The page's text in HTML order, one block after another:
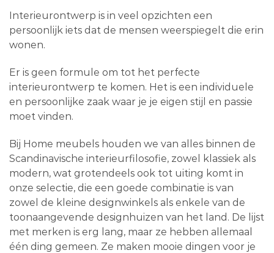
Interieurontwerp is in veel opzichten een
persoonlijk iets dat de mensen weerspiegelt die erin
wonen.
Er is geen formule om tot het perfecte
interieurontwerp te komen. Het is een individuele
en persoonlijke zaak waar je je eigen stijl en passie
moet vinden.
Bij Home meubels houden we van alles binnen de
Scandinavische interieurfilosofie, zowel klassiek als
modern, wat grotendeels ook tot uiting komt in
onze selectie, die een goede combinatie is van
zowel de kleine designwinkels als enkele van de
toonaangevende designhuizen van het land. De lijst
met merken is erg lang, maar ze hebben allemaal
één ding gemeen. Ze maken mooie dingen voor je